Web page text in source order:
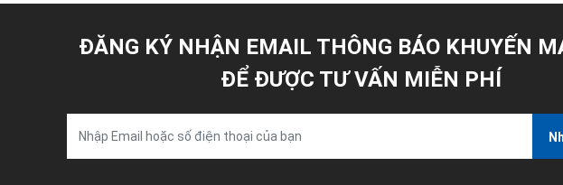
ĐĂNG KÝ NHẬN EMAIL THÔNG BÁO KHUYẾN
ĐỂ ĐƯỢC TƯ VẤN MIỄN PHÍ